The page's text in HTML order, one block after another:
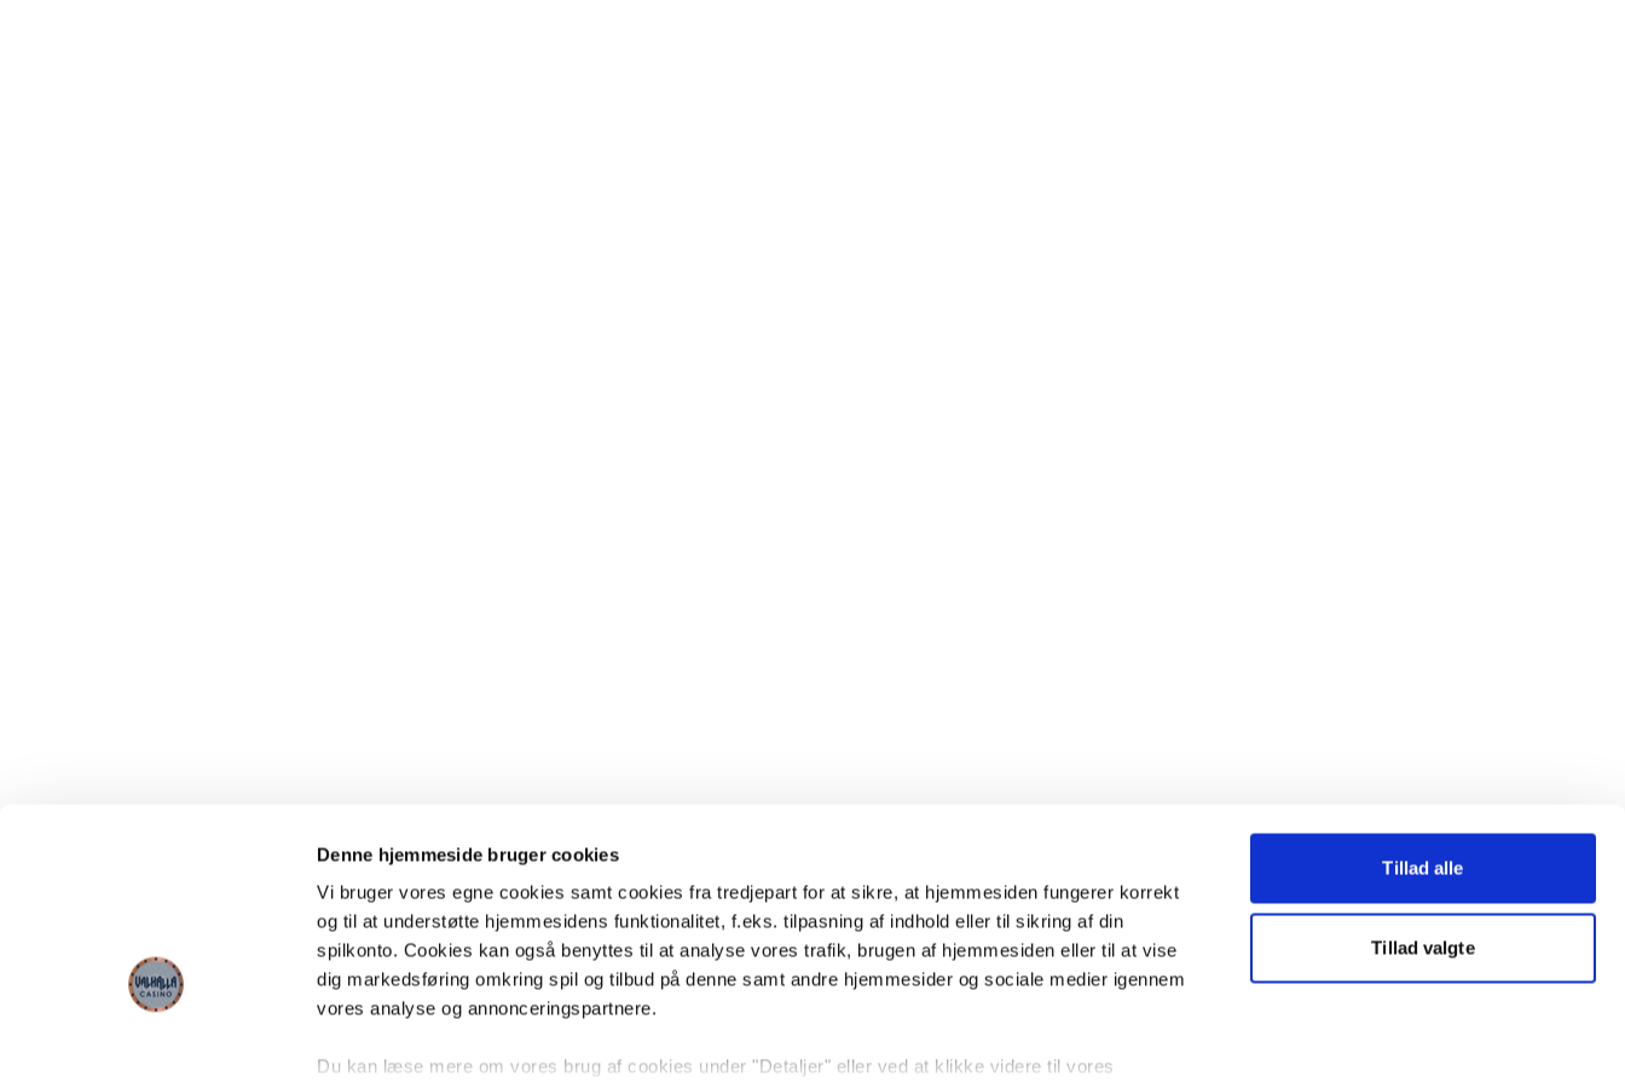
Denne hjemmeside bruger cookies
Vi bruger vores egne cookies samt cookies fra tredjepart for at sikre, at hjemmesiden fungerer korrekt
og til at understøtte hjemmesidens funktionalitet, f.eks. tilpasning af indhold eller til sikring af din
spilkonto. Cookies kan også benyttes til at analyse vores trafik, brugen af hjemmesiden eller til at vise
dig markedsføring omkring spil og tilbud på denne samt andre hjemmesider og sociale medier igennem
vores analyse og annonceringspartnere.
Du kan læse mere om vores brug af cookies under "Detaljer" eller ved at klikke videre til vores
Tillad alle
Tillad valgte